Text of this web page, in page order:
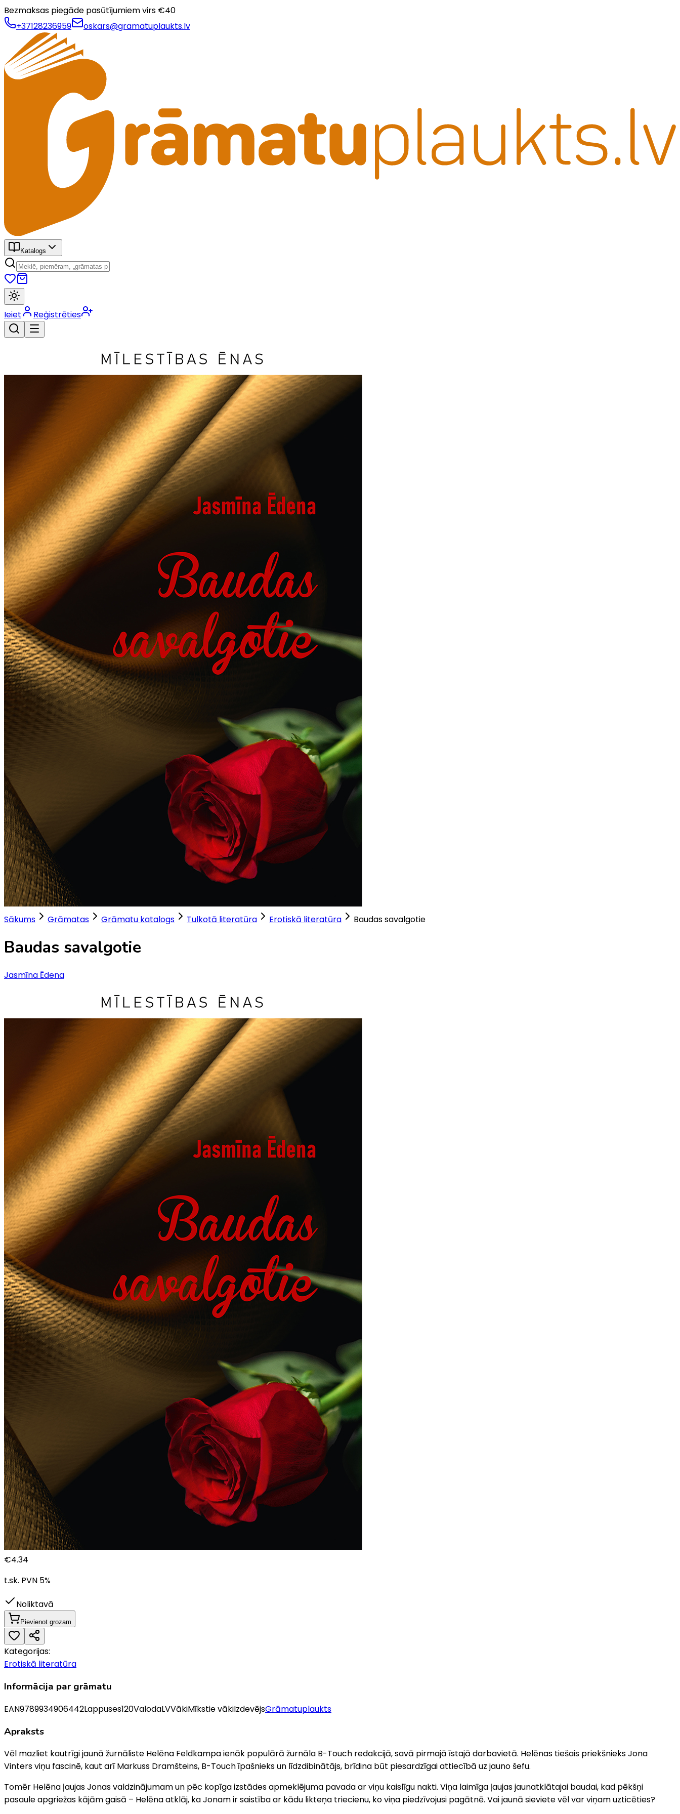
Bezmaksas piegāde pasūtījumiem virs €40
+37128236959
oskars@gramatuplaukts.lv
Katalogs
Ieiet Reģistrēties
Sākums Grāmatas Grāmatu katalogs Tulkotā literatūra Erotiskā literatūra Baudas savalgotie
Baudas savalgotie
Jasmīna Ēdena
€4.34
t.sk. PVN 5%
Noliktavā
Pievienot grozam
Kategorijas:
Erotiskā literatūra
Informācija par grāmatu
EAN9789934906442Lappuses120ValodaLVVākiMīkstie vākiIzdevējsGrāmatuplaukts
Apraksts
Vēl mazliet kautrīgi jaunā žurnāliste Helēna Feldkampa ienāk populārā žurnāla B-Touch redakcijā, savā pirmajā īstajā darbavietā. Helēnas tiešais priekšnieks Jona
Vinters viņu fascinē, kaut arī Markuss Dramšteins, B-Touch īpašnieks un līdzdibinātājs, brīdina būt piesardzīgai attiecībā uz jauno šefu.
Tomēr Helēna ļaujas Jonas valdzinājumam un pēc kopīga izstādes apmeklējuma pavada ar viņu kaislīgu nakti. Viņa laimīga ļaujas jaunatklātajai baudai, kad pēkšņi
pasaule apgriežas kājām gaisā – Helēna atklāj, ka Jonam ir saistība ar kādu likteņa triecienu, ko viņa piedzīvojusi pagātnē. Vai jaunā sieviete vēl var viņam uzticēties?